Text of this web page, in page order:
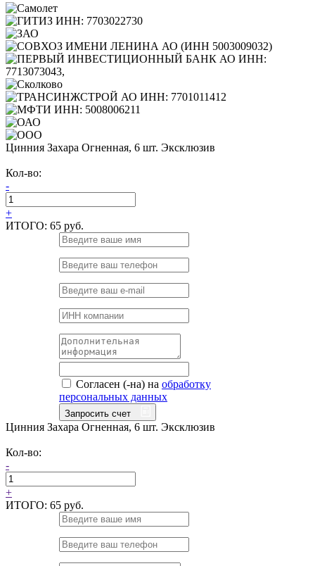
Цинния Захара Огненная, 6 шт. Эксклюзив
Кол-во:
-
+
ИТОГО: 65 руб.
Согласен (-на) на обработку
персональных данных
Запросить счет
Цинния Захара Огненная, 6 шт. Эксклюзив
Кол-во:
-
+
ИТОГО: 65 руб.